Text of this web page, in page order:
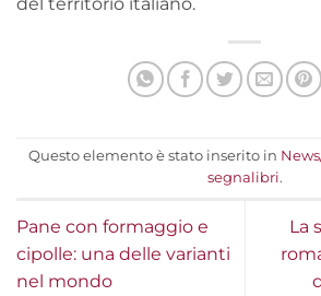
Questo elemento è stato inserito in
segnalibri.
Pane con formaggio e
cipolle: una delle varianti
nel mondo
La